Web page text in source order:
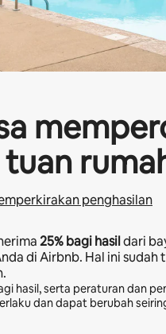
penghasilan
25%bagi hasildari
di Airbnb. Hal ini sudah
hasil, serta peraturan dan
dan dapat berubah